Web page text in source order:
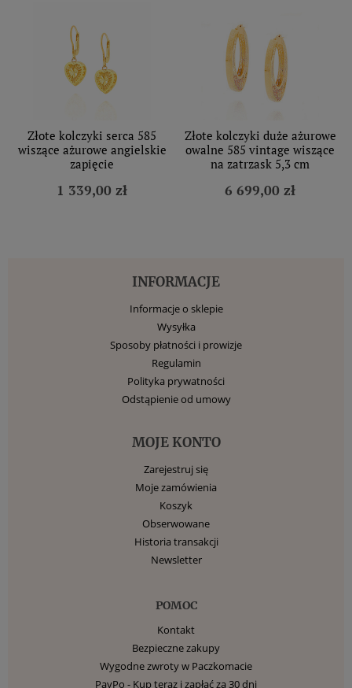
Złote kolczyki serca 585
wiszące ażurowe angielskie
zapięcie
1 339,00 zł
Złote kolczyki duże ażurowe
owalne 585 vintage wiszące
na zatrzask 5,3 cm
6 699,00 zł
INFORMACJE
Informacje o sklepie
Wysyłka
Sposoby płatności i prowizje
Regulamin
Polityka prywatności
Odstąpienie od umowy
MOJE KONTO
Zarejestruj się
Moje zamówienia
Koszyk
Obserwowane
Historia transakcji
Newsletter
POMOC
Kontakt
Bezpieczne zakupy
Wygodne zwroty w Paczkomacie
PayPo - Kup teraz i zapłać za 30 dni